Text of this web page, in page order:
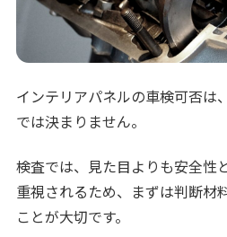
インテリアパネルの車検可否は
では決まりません。
検査では、見た目よりも安全性
重視されるため、まずは判断材
ことが大切です。